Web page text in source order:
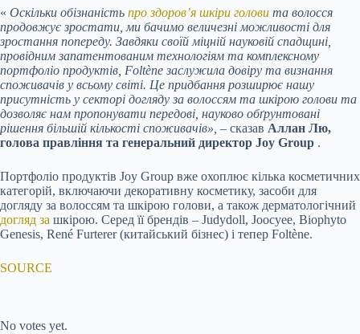
« Оскільки обізнаність про здоров’я шкіри голови та волосся
продовжує зростати, ми бачимо величезні можливості для
зростання попереду. Завдяки своїй міцній науковій спадщині,
провідним запатентованим технологіям та комплексному
портфоліо продуктів, Foltène заслужила довіру та визнання
споживачів у всьому світі. Це придбання розширює нашу
присутність у секторі догляду за волоссям та шкірою голови та
дозволяє нам пропонувати передові, науково обґрунтовані
рішення більшій кількості споживачів», – сказав Аллан Лю,
голова правління та генеральний директор Joy Group .
Портфоліо продуктів Joy Group вже охоплює кілька косметичних
категорій, включаючи декоративну косметику, засоби для
догляду за волоссям та шкірою голови, а також дерматологічний
догляд за шкірою. Серед її брендів – Judydoll, Joocyee, Biophyto
Genesis, René Furterer (китайський бізнес) і тепер Foltène.
SOURCE
No votes yet.